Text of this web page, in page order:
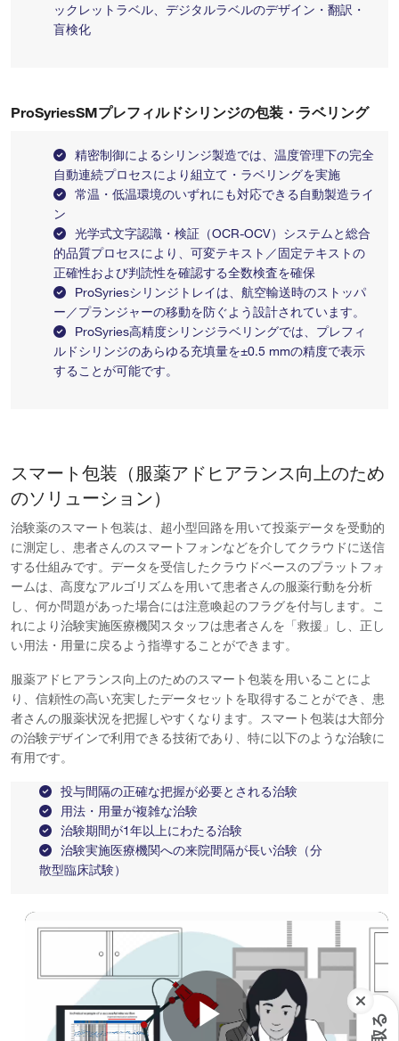
ックレットラベル、デジタルラベルのデザイン・翻訳・
盲検化
ProSyriesSMプレフィルドシリンジの包装・ラベリング
精密制御によるシリンジ製造では、温度管理下の完全
自動連続プロセスにより組立て・ラベリングを実施
常温・低温環境のいずれにも対応できる自動製造ライ
ン
光学式文字認識・検証（OCR-OCV）システムと総合
的品質プロセスにより、可変テキスト／固定テキストの
正確性および判読性を確認する全数検査を確保
ProSyriesシリンジトレイは、航空輸送時のストッパ
ー／プランジャーの移動を防ぐよう設計されています。
ProSyries高精度シリンジラベリングでは、プレフィ
ルドシリンジのあらゆる充填量を±0.5 mmの精度で表示
することが可能です。
スマート包装（服薬アドヒアランス向上のため
のソリューション）
治験薬のスマート包装は、超小型回路を用いて投薬データを受動的
に測定し、患者さんのスマートフォンなどを介してクラウドに送信
する仕組みです。データを受信したクラウドベースのプラットフォ
ームは、高度なアルゴリズムを用いて患者さんの服薬行動を分析
し、何か問題があった場合には注意喚起のフラグを付与します。こ
れにより治験実施医療機関スタッフは患者さんを「救援」し、正し
い用法・用量に戻るよう指導することができます。
服薬アドヒアランス向上のためのスマート包装を用いることによ
り、信頼性の高い充実したデータセットを取得することができ、患
者さんの服薬状況を把握しやすくなります。スマート包装は大部分
の治験デザインで利用できる技術であり、特に以下のような治験に
有用です。
投与間隔の正確な把握が必要とされる治験
用法・用量が複雑な治験
治験期間が1年以上にわたる治験
治験実施医療機関への来院間隔が長い治験（分
散型臨床試験）